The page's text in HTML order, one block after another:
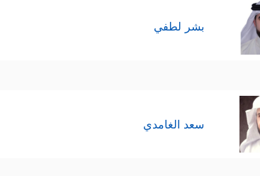
بشر لطفي
سعد الغامدي